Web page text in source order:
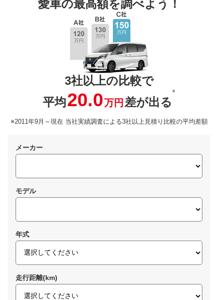
愛車の最高額を調べよう！
3社以上の比較で
平均20.0万円 差が出る
※
※2011年9月～現在 当社実績調査による3社以上見積り比較の平均差額
メーカー
モデル
年式
走行距離(km)